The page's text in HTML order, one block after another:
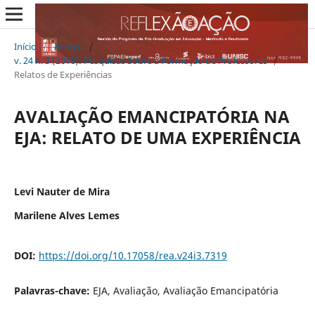
Início / Acervo
/
v. 24 n. 3 (2016): Pesquisas Sobre a Formação de Professores /
Relatos de Experiências
AVALIAÇÃO EMANCIPATÓRIA NA
EJA: RELATO DE UMA EXPERIÊNCIA
Levi Nauter de Mira
Marilene Alves Lemes
DOI: https://doi.org/10.17058/rea.v24i3.7319
Palavras-chave: EJA, Avaliação, Avaliação Emancipatória